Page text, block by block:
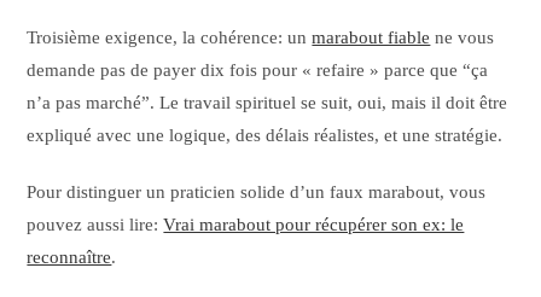
Troisième exigence, la cohérence: unmarabout fiable ne vous
demande pas de payer dix fois pour « refaire » parce que “ça
n’a pas marché”. Le travail spirituel se suit, oui, mais il doit être
expliqué avec une logique, des délais réalistes, et une stratégie.
Pour distinguer un praticien solide d’un faux marabout, vous
pouvez aussi lire:Vrai marabout pour récupérer son ex: le
reconnaître.